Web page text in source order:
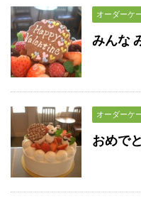
オーダーケ
みんな
オーダーケ
おめで